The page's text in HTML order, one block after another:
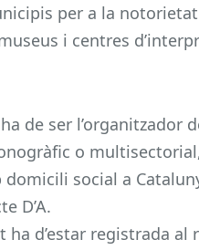
per a la
i centres
ha de ser l’organitzador
o
social a
D’A.
ha d’estar registrada